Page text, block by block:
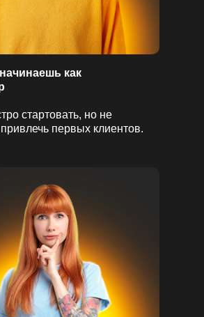
как
стартовать, но не
первых клиентов.